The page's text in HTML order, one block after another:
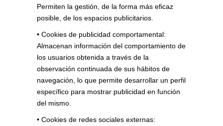
Permiten la gestión, de la forma más eficaz
posible, de los espacios publicitarios.
• Cookies de publicidad comportamental:
Almacenan información del comportamiento de
los usuarios obtenida a través de la
observación continuada de sus hábitos de
navegación, lo que permite desarrollar un perfil
específico para mostrar publicidad en función
del mismo.
• Cookies de redes sociales externas: